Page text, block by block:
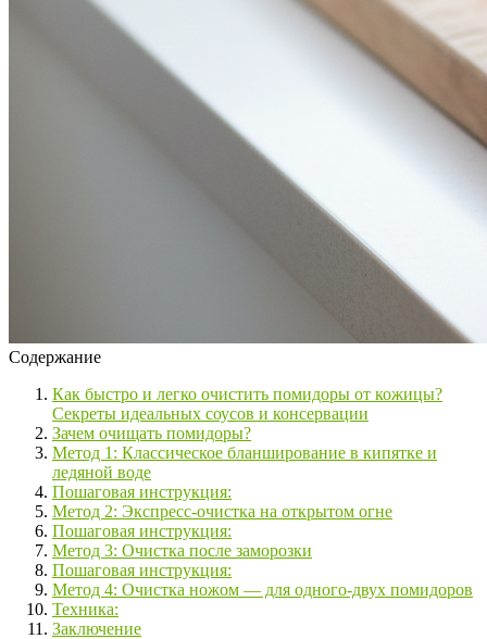
Содержание
Как быстро и легко очистить помидоры от кожицы?
Секреты идеальных соусов и консервации
Зачем очищать помидоры?
Метод 1: Классическое бланширование в кипятке и
ледяной воде
Пошаговая инструкция:
Метод 2: Экспресс-очистка на открытом огне
Пошаговая инструкция:
Метод 3: Очистка после заморозки
Пошаговая инструкция:
Метод 4: Очистка ножом — для одного-двух помидоров
Техника:
Заключение